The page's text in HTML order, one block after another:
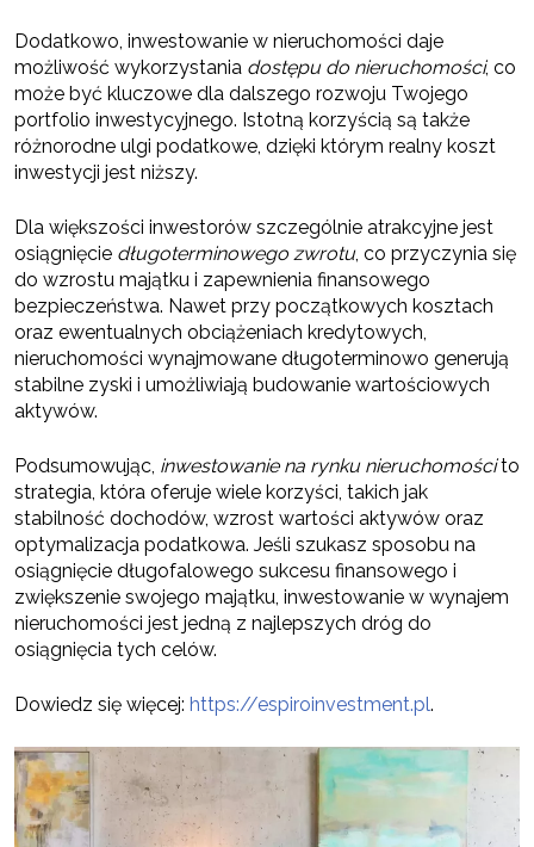
Dodatkowo, inwestowanie w nieruchomości daje
możliwość wykorzystania dostępu do nieruchomości, co
może być kluczowe dla dalszego rozwoju Twojego
portfolio inwestycyjnego. Istotną korzyścią są także
różnorodne ulgi podatkowe, dzięki którym realny koszt
inwestycji jest niższy.
Dla większości inwestorów szczególnie atrakcyjne jest
osiągnięcie długoterminowego zwrotu, co przyczynia się
do wzrostu majątku i zapewnienia finansowego
bezpieczeństwa. Nawet przy początkowych kosztach
oraz ewentualnych obciążeniach kredytowych,
nieruchomości wynajmowane długoterminowo generują
stabilne zyski i umożliwiają budowanie wartościowych
aktywów.
Podsumowując, inwestowanie na rynku nieruchomościto
strategia, która oferuje wiele korzyści, takich jak
stabilność dochodów, wzrost wartości aktywów oraz
optymalizacja podatkowa. Jeśli szukasz sposobu na
osiągnięcie długofalowego sukcesu finansowego i
zwiększenie swojego majątku, inwestowanie w wynajem
nieruchomości jest jedną z najlepszych dróg do
osiągnięcia tych celów.
Dowiedz się więcej: https://espiroinvestment.pl.